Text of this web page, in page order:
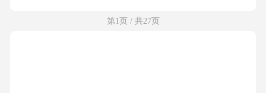
第1页 / 共27页